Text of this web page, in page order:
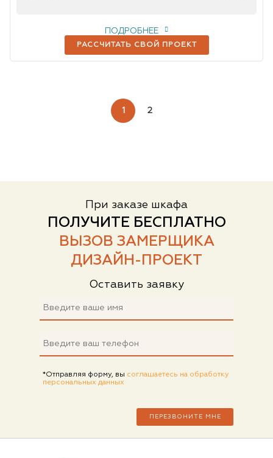
РАССЧИТАТЬ СВОЙ ПРОЕКТ
ПОДРОБНЕЕ
1 2
При заказе шкафа
ПОЛУЧИТЕ БЕСПЛАТНО
ВЫЗОВ ЗАМЕРЩИКА
ДИЗАЙН-ПРОЕКТ
Оставить заявку
*Отправляя форму, вы соглашаетесь на обработку
персональных данных